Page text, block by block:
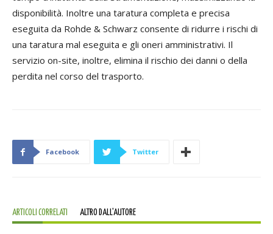
disponibilità. Inoltre una taratura completa e precisa
eseguita da Rohde & Schwarz consente di ridurre i rischi di
una taratura mal eseguita e gli oneri amministrativi. Il
servizio on-site, inoltre, elimina il rischio dei danni o della
perdita nel corso del trasporto.
Facebook Twitter
ARTICOLI CORRELATI ALTRO DALL'AUTORE